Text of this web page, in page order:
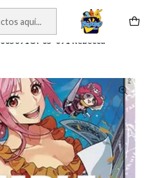
005091OP05-091 Rebecca